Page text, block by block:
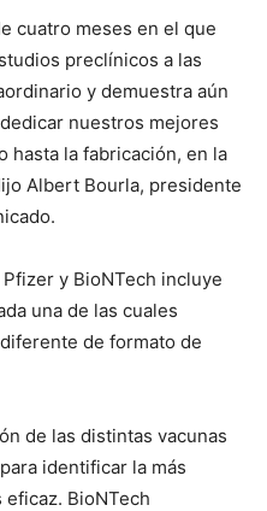
cuatro meses en el que
preclínicos a las
y demuestra aún
nuestros mejores
hasta la fabricación, en la
Albert Bourla, presidente
y BioNTech incluye
una de las cuales
de formato de
de las distintas vacunas
identificar la más
BioNTech